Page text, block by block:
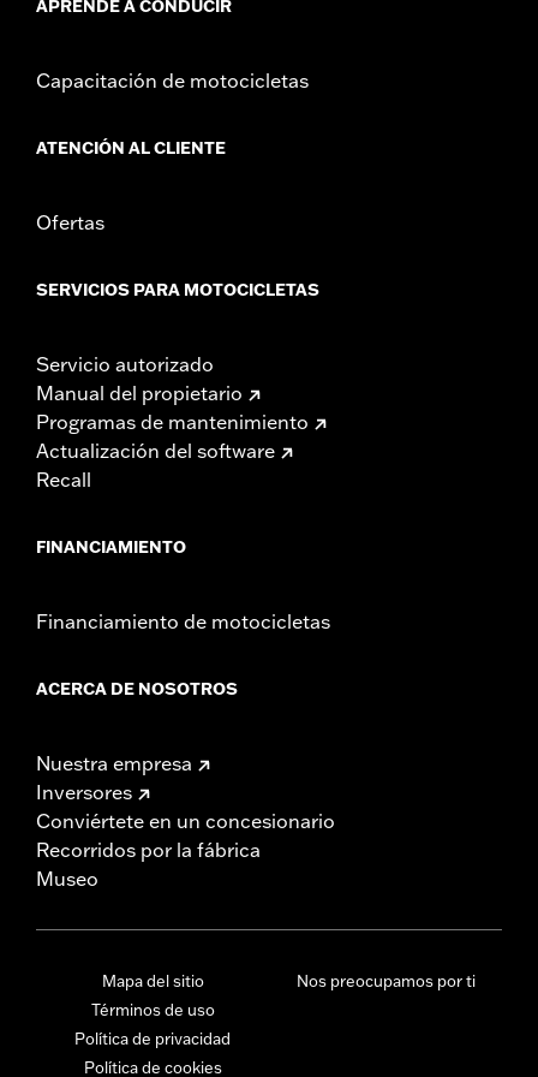
APRENDE A CONDUCIR
Capacitación de motocicletas
ATENCIÓN AL CLIENTE
Ofertas
SERVICIOS PARA MOTOCICLETAS
Servicio autorizado
Manual del propietario
Programas de mantenimiento
Actualización del software
Recall
FINANCIAMIENTO
Financiamiento de motocicletas
ACERCA DE NOSOTROS
Nuestra empresa
Inversores
Conviértete en un concesionario
Recorridos por la fábrica
Museo
Mapa del sitio
Términos de uso
Política de privacidad
Política de cookies
Nos preocupamos por ti